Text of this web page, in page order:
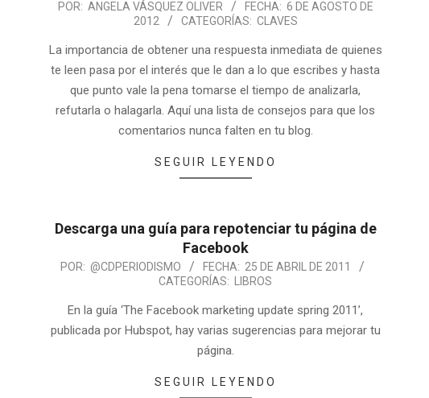
POR: ANGELA VÁSQUEZ OLIVER FECHA: 6 DE AGOSTO DE
2012
CATEGORÍAS: CLAVES
La importancia de obtener una respuesta inmediata de quienes
te leen pasa por el interés que le dan a lo que escribes y hasta
que punto vale la pena tomarse el tiempo de analizarla,
refutarla o halagarla. Aquí una lista de consejos para que los
comentarios nunca falten en tu blog.
SEGUIR LEYENDO
Descarga una guía para repotenciar tu página de
Facebook
POR: @CDPERIODISMO FECHA: 25 DE ABRIL DE 2011
CATEGORÍAS:
LIBROS
En la guía ‘The Facebook marketing update spring 2011’,
publicada por Hubspot, hay varias sugerencias para mejorar tu
página.
SEGUIR LEYENDO